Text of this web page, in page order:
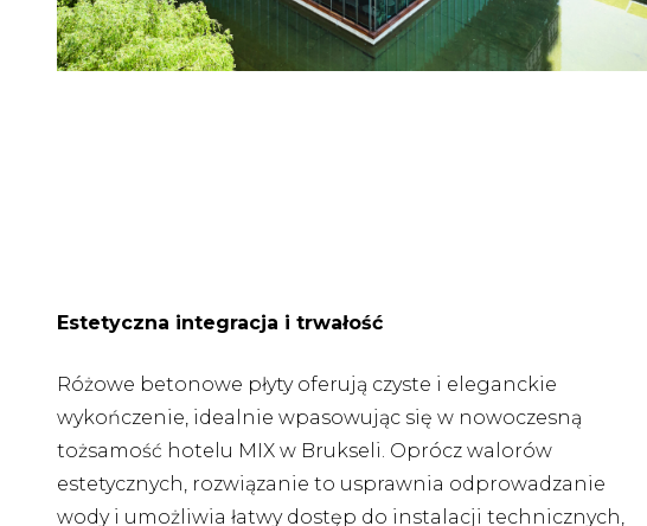
Estetyczna integracja i trwałość
Różowe betonowe płyty oferują czyste i eleganckie
wykończenie, idealnie wpasowując się w nowoczesną
tożsamość hotelu MIX w Brukseli. Oprócz walorów
estetycznych, rozwiązanie to usprawnia odprowadzanie
wody i umożliwia łatwy dostęp do instalacji technicznych,